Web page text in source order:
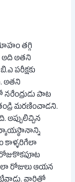
తగ్గి
అది అతని
పరీక్షకు
అతని
పాట
మరణించాడని.
అప్పులిచ్చిన
కాళ్ళరిగేలా
రోజులు ఆయన